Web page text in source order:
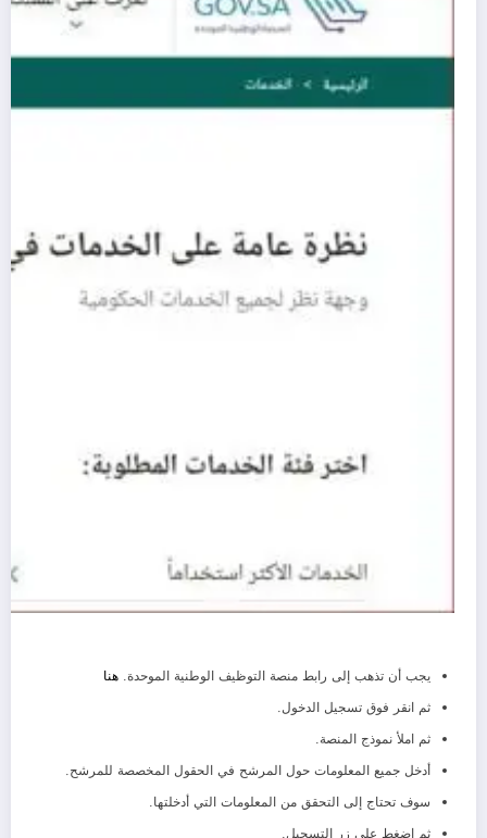
يجب أن تذهب إلى رابط منصة التوظيف الوطنية الموحدة. هنا
ثم انقر فوق تسجيل الدخول.
ثم املأ نموذج المنصة.
أدخل جميع المعلومات حول المرشح في الحقول المخصصة للمرشح.
سوف تحتاج إلى التحقق من المعلومات التي أدخلتها.
ثم اضغط على زر التسجيل.